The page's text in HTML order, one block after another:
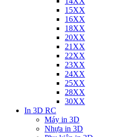
15XX
16XX
18XX
20XX
21XX
22XX
23XX
24XX
25XX
28XX
30XX
In 3D RC
Máy in 3D
Nhựa in 3D